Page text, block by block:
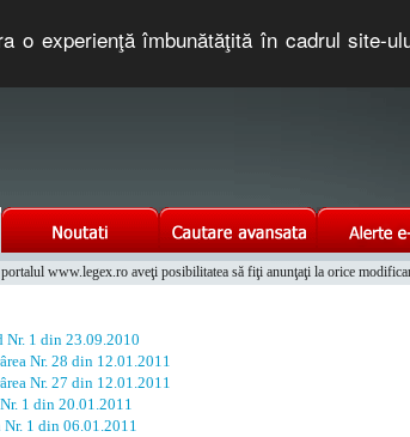
o experienţă îmbunătăţită în cadrul site-
www.legex.ro aveţi posibilitatea să fiţi anunţaţi la orice
Nr. 1 din 23.09.2010
Nr. 28 din 12.01.2011
Nr. 27 din 12.01.2011
1 din 20.01.2011
Nr. 1 din 06.01.2011